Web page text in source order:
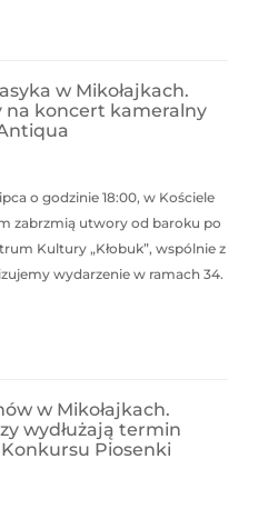
w Mikołajkach.
na koncert kameralny
o godzinie 18:00, w Kościele
zabrzmią utwory od baroku po
Kultury „Kłobuk”, wspólnie z
wydarzenie w ramach 34.
w Mikołajkach.
wydłużają termin
Konkursu Piosenki